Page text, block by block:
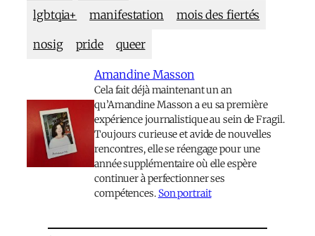
lgbtqia+
manifestation mois des fiertés
nosig pride queer
Amandine Masson
Cela fait déjà maintenant un an
qu’Amandine Masson a eu sa première
expérience journalistique au sein de Fragil.
Toujours curieuse et avide de nouvelles
rencontres, elle se réengage pour une
année supplémentaire où elle espère
continuer à perfectionner ses
compétences. Son portrait